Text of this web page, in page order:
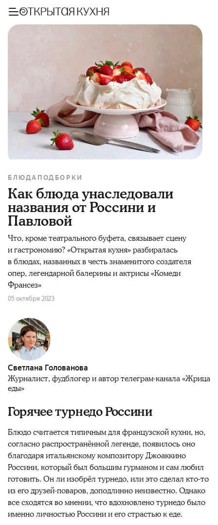
БЛЮДА ПОДБОРКИ
Как блюда унаследовали
названия от Россини и
Павловой
Что, кроме театрального буфета, связывает сцену
и гастрономию? «Открытая кухня» разбиралась
в блюдах, названных в честь знаменитого создателя
опер, легендарной балерины и актрисы «Комеди
Франсез»
05 октября 2023
Светлана Голованова
Журналист, фудблогер и автор телеграм-канала «Жрица
еды»
Горячее турнедо Россини
Блюдо считается типичным для французской кухни, но,
согласно распространённой легенде, появилось оно
благодаря итальянскому композитору Джоаккино
Россини, который был большим гурманом и сам любил
готовить. Он ли изобрёл турнедо, или это сделал кто-то
из его друзей-поваров, доподлинно неизвестно. Однако
все сходятся во мнении, что вдохновлено турнедо было
именно личностью Россини и его страстью к еде.